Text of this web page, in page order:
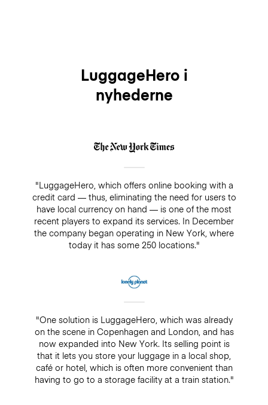
LuggageHero i
nyhederne
"LuggageHero, which offers online booking with a
credit card — thus, eliminating the need for users to
have local currency on hand — is one of the most
recent players to expand its services. In December
the company began operating in New York, where
today it has some 250 locations."
"One solution is LuggageHero, which was already
on the scene in Copenhagen and London, and has
now expanded into New York. Its selling point is
that it lets you store your luggage in a local shop,
café or hotel, which is often more convenient than
having to go to a storage facility at a train station."